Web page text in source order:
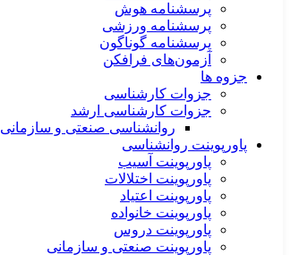
پرسشنامه هوش
پرسشنامه ورزشی
پرسشنامه گوناگون
آزمون‌های فرافکن
جزوه ها
جزوات کارشناسی
جزوات کارشناسی ارشد
روانشناسی صنعتی و سازمانی
پاورپوینت روانشناسی
پاورپوینت آسیب
پاورپوینت اختلالات
پاورپوینت اعتیاد
پاورپوینت خانواده
پاورپوینت دروس
پاورپوینت صنعتی و سازمانی